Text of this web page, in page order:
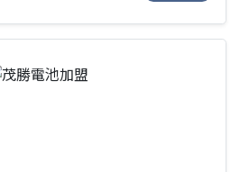
經營理念的加盟主加入，為台灣中
、設計、營運、行銷、店面評估等
的創新研發，結合室內情境空間規